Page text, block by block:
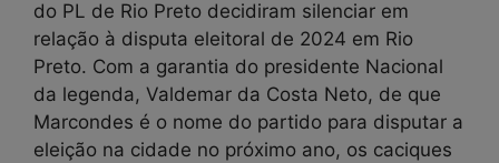
do PL de Rio Preto decidiram silenciar em
relação à disputa eleitoral de 2024 em Rio
Preto. Com a garantia do presidente Nacional
da legenda, Valdemar da Costa Neto, de que
Marcondes é o nome do partido para disputar a
eleição na cidade no próximo ano, os caciques